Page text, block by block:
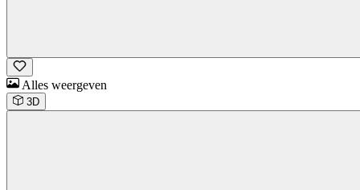
Alles weergeven
3D